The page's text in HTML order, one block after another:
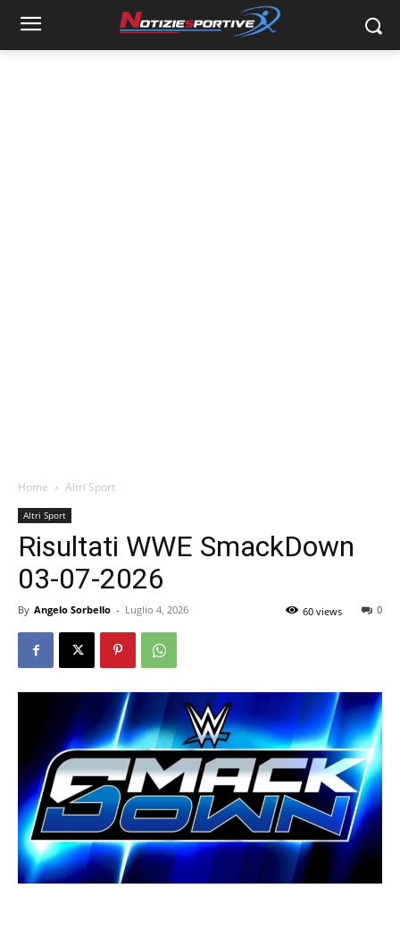
Home Altri Sport
Altri Sport
Risultati WWE SmackDown
03-07-2026
By Angelo Sorbello - Luglio 4, 2026 0
60 views